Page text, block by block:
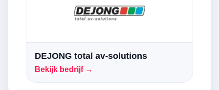
DEJONG total av-solutions
Bekijk bedrijf →